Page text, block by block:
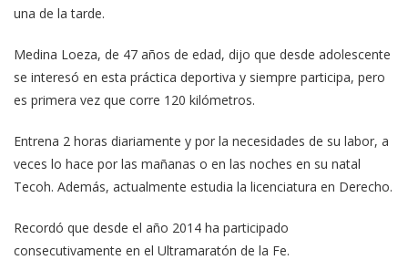
una de la tarde.
Medina Loeza, de 47 años de edad, dijo que desde adolescente
se interesó en esta práctica deportiva y siempre participa, pero
es primera vez que corre 120 kilómetros.
Entrena 2 horas diariamente y por la necesidades de su labor, a
veces lo hace por las mañanas o en las noches en su natal
Tecoh. Además, actualmente estudia la licenciatura en Derecho.
Recordó que desde el año 2014 ha participado
consecutivamente en el Ultramaratón de la Fe.